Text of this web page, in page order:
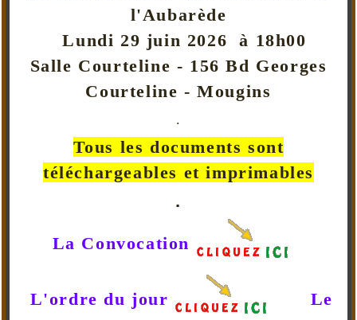
l'Aubarède
Lundi 29 juin 2026 à 18h00
Salle Courteline - 156 Bd Georges
Courteline - Mougins
.
Tous les documents sont
téléchargeables et imprimables
.
La Convocation
L'ordre du jour Le